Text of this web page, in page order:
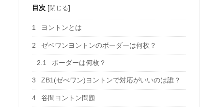
目次 [閉じる]
1 ヨントンとは
2 ゼベワンヨントンのボーダーは何枚？
2.1 ボーダーは何枚？
3 ZB1(ゼべワン)ヨントンで対応がいいのは誰？
4 谷間ヨントン問題